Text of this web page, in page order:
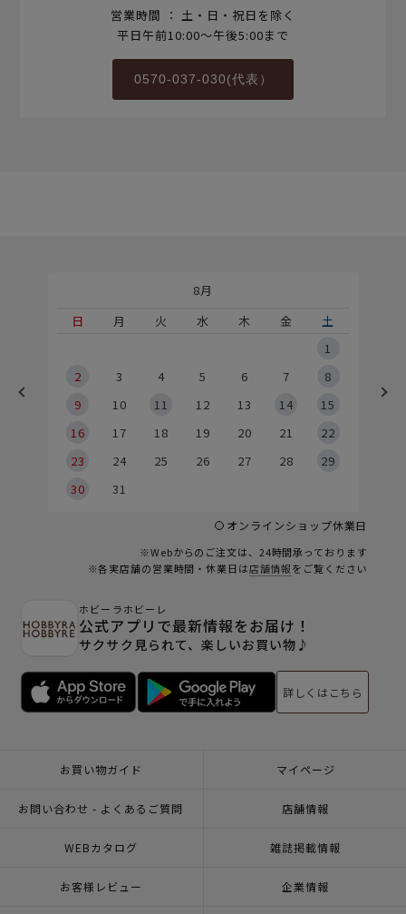
営業時間 ： 土・日・祝日を除く
平日午前10:00～午後5:00まで
0570-037-030(代表）
8月
日
月 火 水 木 金
土
1
2
3 4 5 6 7
8
9
10 11 12 13 14
15
16
17 18 19 20 21
22
23
24 25 26 27 28
29
30
31
オンラインショップ休業日
※Webからのご注文は、24時間承っております
※各実店舗の営業時間・休業日は店舗情報をご覧ください
ホビーラホビーレ
公式アプリで最新情報をお届け！
サクサク見られて、楽しいお買い物♪
詳しくはこちら
お買い物ガイド マイページ
お問い合わせ - よくあるご質問 店舗情報
WEBカタログ 雑誌掲載情報
お客様レビュー 企業情報